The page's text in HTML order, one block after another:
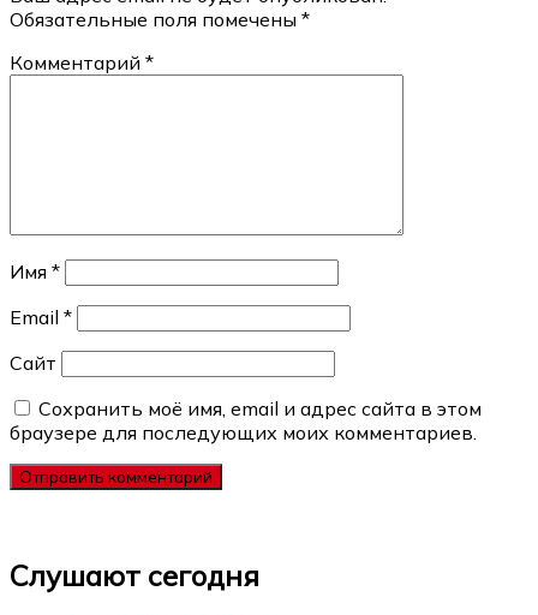
Обязательные поля помечены *
Комментарий *
Имя *
Email *
Сайт
Сохранить моё имя, email и адрес сайта в этом
браузере для последующих моих комментариев.
Слушают сегодня